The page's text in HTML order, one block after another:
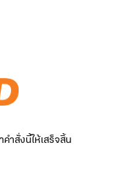
ำสั่งนี้ให้เสร็จสิ้น